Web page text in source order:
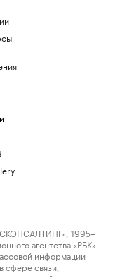
1995–
агентства «РБК»
информации
сфере связи,